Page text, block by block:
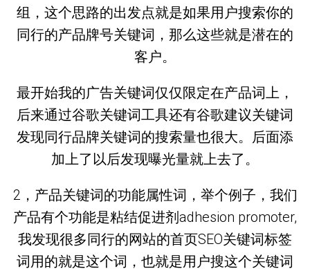
组，这个思路的出发点就是如果用户搜索你的
同行的产品牌号关键词，那么这些就是潜在的
客户。
最开始我的广告关键词仅仅限定在产品词上，
后来通过谷歌关键词工具还有谷歌建议关键词
发现同行品牌关键词的搜索量也很大。后面添
加上了以后发现曝光量就上去了。
2，产品关键词的功能属性词，举个例子，我们
产品有个功能是粘结促进剂adhesion promoter,
我发现很多同行的网站的首页SEO关键词标签
词用的就是这个词，也就是用户搜这个关键词